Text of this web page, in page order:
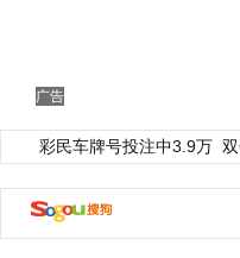
广告
彩民车牌号投注中3.9万